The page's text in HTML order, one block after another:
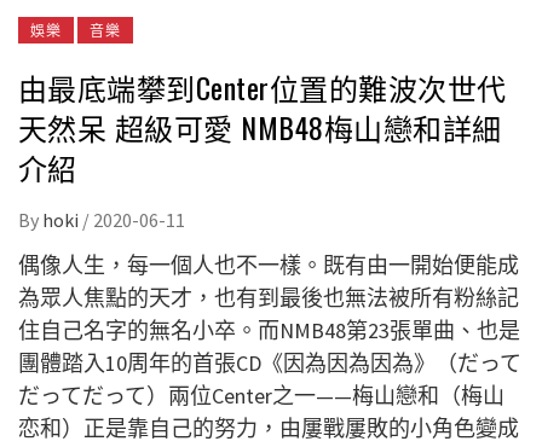
娛樂 音樂
由最底端攀到Center位置的難波次世代
天然呆 超級可愛 NMB48梅山戀和詳細
介紹
By hoki / 2020-06-11
偶像人生，每一個人也不一樣。既有由一開始便能成
為眾人焦點的天才，也有到最後也無法被所有粉絲記
住自己名字的無名小卒。而NMB48第23張單曲、也是
團體踏入10周年的首張CD《因為因為因為》（だって
だってだって）兩位Center之一——梅山戀和（梅山
恋和）正是靠自己的努力，由屢戰屢敗的小角色變成